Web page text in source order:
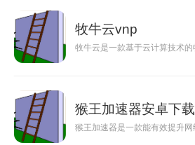
牧牛云vnp
牧牛云是一款基于云计算技术
猴王加速器安卓下载
猴王加速器是一款能有效提升